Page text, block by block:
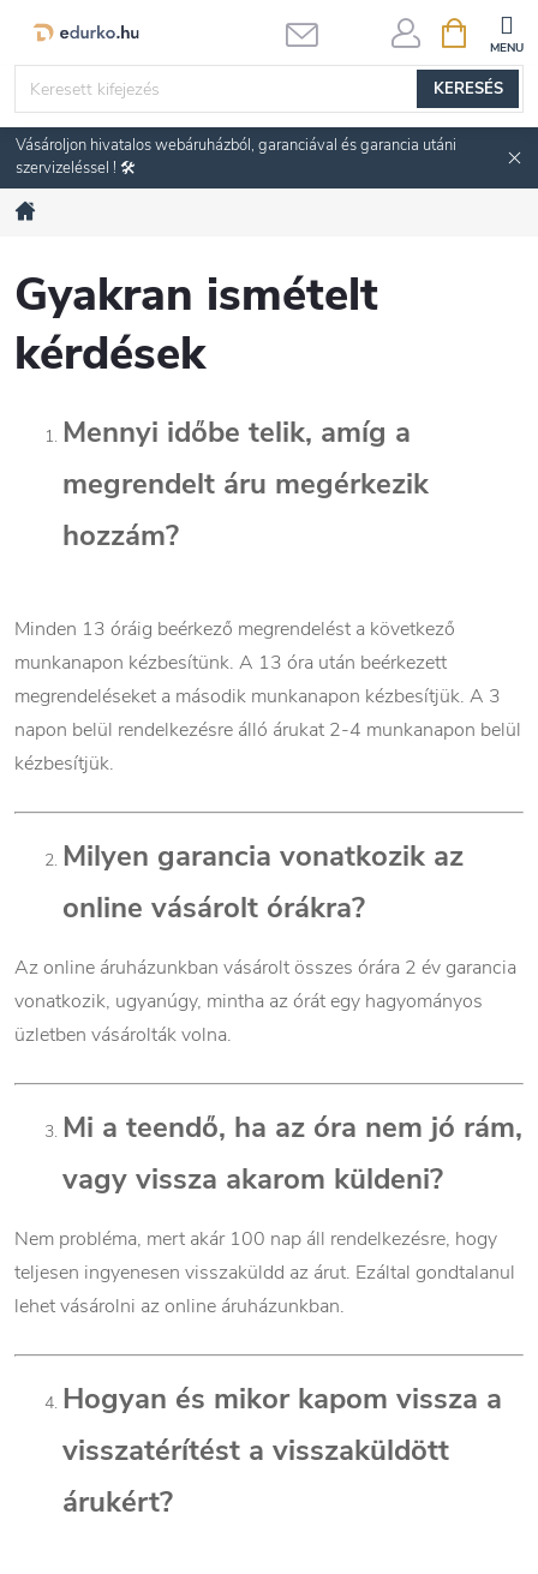
KERESÉS
KOSÁR
Vásároljon hivatalos webáruházból, garanciával és garancia utáni
szervizeléssel ! 🛠️
Gyakran ismételt
kérdések
Mennyi időbe telik, amíg a
megrendelt áru megérkezik
hozzám?
Minden 13 óráig beérkező megrendelést a következő
munkanapon kézbesítünk. A 13 óra után beérkezett
megrendeléseket a második munkanapon kézbesítjük. A 3
napon belül rendelkezésre álló árukat 2-4 munkanapon belül
kézbesítjük.
Milyen garancia vonatkozik az
online vásárolt órákra?
Az online áruházunkban vásárolt összes órára 2 év garancia
vonatkozik, ugyanúgy, mintha az órát egy hagyományos
üzletben vásárolták volna.
Mi a teendő, ha az óra nem jó rám,
vagy vissza akarom küldeni?
Nem probléma, mert akár 100 nap áll rendelkezésre, hogy
teljesen ingyenesen visszaküldd az árut. Ezáltal gondtalanul
lehet vásárolni az online áruházunkban.
Hogyan és mikor kapom vissza a
visszatérítést a visszaküldött
árukért?